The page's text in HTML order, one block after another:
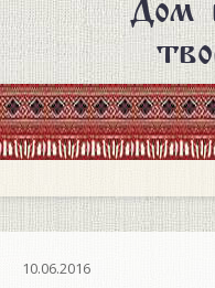
10.06.2016